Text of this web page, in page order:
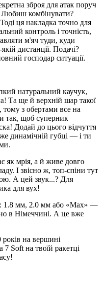
зброя для атак поруч
Любиш комбінувати?
ця накладка точно для
контроль і точність,
м'яч туди, куди
дистанції. Подачі?
господар ситуації.
натуральний каучук,
Та ще й верхній шар такої
тому з обертами все на
так, щоб суперник
Додай до цього відчуття
динамічній губці — і ти
як мрія, а й живе довго
І звісно ж, топ-спіни тут
А цей звук...? Для
для вух!
1.8 мм, 2.0 мм або «Max» —
в Німеччині. А це вже
на вершині
7 Soft на твоїй ракетці